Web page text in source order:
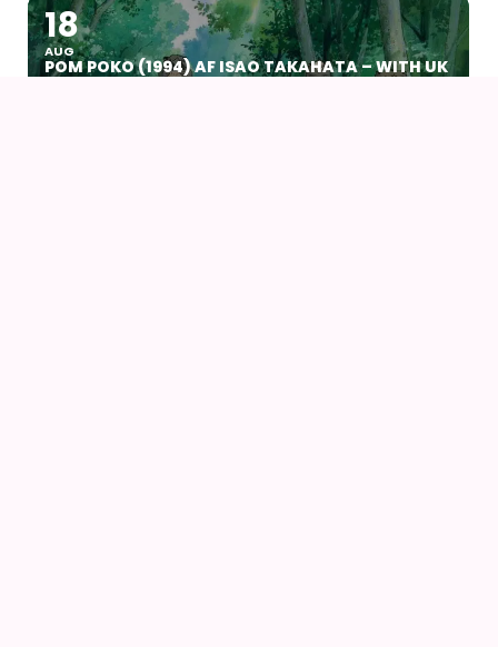
18
AUG
POM POKO (1994) AF ISAO TAKAHATA – WITH UK
SUBS